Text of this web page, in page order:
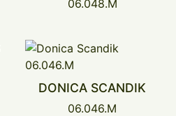
06.048.M
DONICA SCANDIK
06.046.M